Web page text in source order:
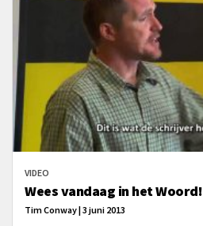
VIDEO
Wees vandaag in het Woord!
Tim Conway | 3 juni 2013